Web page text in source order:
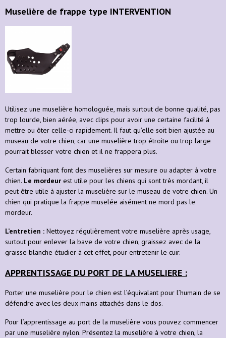
Muselière de frappe type INTERVENTION
Utilisez une muselière homologuée, mais surtout de bonne qualité, pas
trop lourde, bien aérée, avec clips pour avoir une certaine facilité à
mettre ou ôter celle-ci rapidement. Il faut qu’elle soit bien ajustée au
museau de votre chien, car une muselière trop étroite ou trop large
pourrait blesser votre chien et il ne frappera plus.
Certain fabriquant font des muselières sur mesure ou adapter à votre
chien. Le mordeur est utile pour les chiens qui sont très mordant, il
peut être utile à ajuster la muselière sur le museau de votre chien. Un
chien qui pratique la frappe muselée aisément ne mord pas le
mordeur.
L’entretien : Nettoyez régulièrement votre muselière après usage,
surtout pour enlever la bave de votre chien, graissez avec de la
graisse blanche étudier à cet effet, pour entretenir le cuir.
APPRENTISSAGE DU PORT DE LA MUSELIERE :
Porter une muselière pour le chien est l’équivalant pour l’humain de se
défendre avec les deux mains attachés dans le dos.
Pour l’apprentissage au port de la muselière vous pouvez commencer
par une muselière nylon. Présentez la muselière à votre chien, la